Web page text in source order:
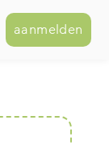
aanmelden